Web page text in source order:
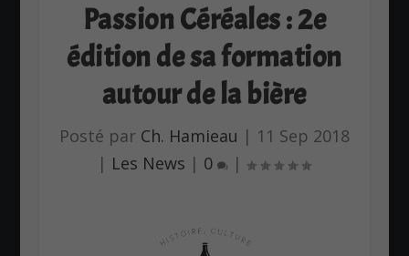
Passion Céréales : 2e
édition de sa formation
autour de la bière
Posté par Ch. Hamieau | 11 Sep 2018
| Les News | 0 |